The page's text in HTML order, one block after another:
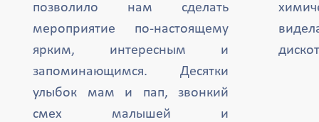
позволило нам сделать
мероприятие по-настоящему
ярким, интересным и
запоминающимся. Десятки
улыбок мам и пап, звонкий
смех малышей и